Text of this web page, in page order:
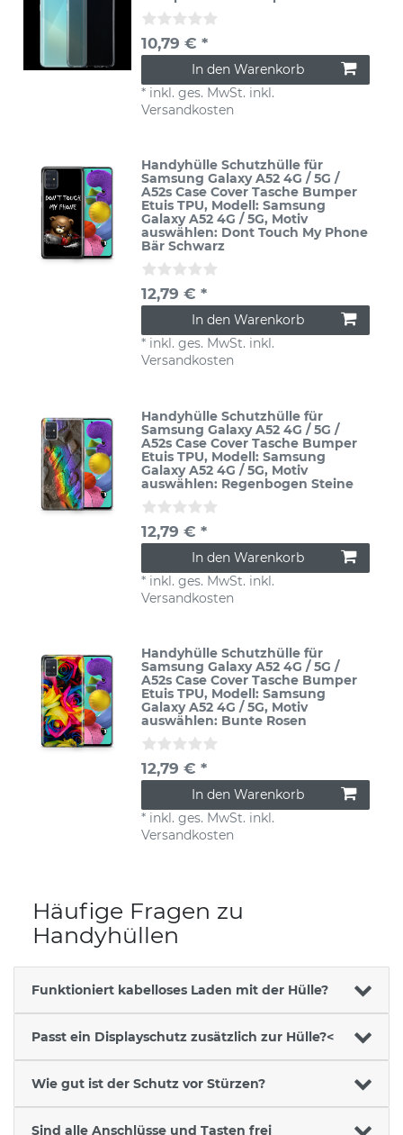
10,79 € *
In den Warenkorb
* inkl. ges. MwSt. inkl.
Versandkosten
Handyhülle Schutzhülle für
Samsung Galaxy A52 4G / 5G /
A52s Case Cover Tasche Bumper
Etuis TPU, Modell: Samsung
Galaxy A52 4G / 5G, Motiv
auswählen: Dont Touch My Phone
Bär Schwarz
12,79 € *
In den Warenkorb
* inkl. ges. MwSt. inkl.
Versandkosten
Handyhülle Schutzhülle für
Samsung Galaxy A52 4G / 5G /
A52s Case Cover Tasche Bumper
Etuis TPU, Modell: Samsung
Galaxy A52 4G / 5G, Motiv
auswählen: Regenbogen Steine
12,79 € *
In den Warenkorb
* inkl. ges. MwSt. inkl.
Versandkosten
Handyhülle Schutzhülle für
Samsung Galaxy A52 4G / 5G /
A52s Case Cover Tasche Bumper
Etuis TPU, Modell: Samsung
Galaxy A52 4G / 5G, Motiv
auswählen: Bunte Rosen
12,79 € *
In den Warenkorb
* inkl. ges. MwSt. inkl.
Versandkosten
Häufige Fragen zu
Handyhüllen
Funktioniert kabelloses Laden mit der Hülle?
Passt ein Displayschutz zusätzlich zur Hülle?<
Wie gut ist der Schutz vor Stürzen?
Sind alle Anschlüsse und Tasten frei